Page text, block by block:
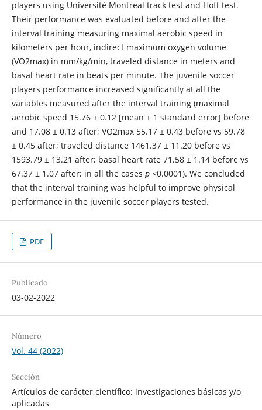
players using Université Montreal track test and Hoff test.
Their performance was evaluated before and after the
interval training measuring maximal aerobic speed in
kilometers per hour, indirect maximum oxygen volume
(VO2max) in mm/kg/min, traveled distance in meters and
basal heart rate in beats per minute. The juvenile soccer
players performance increased significantly at all the
variables measured after the interval training (maximal
aerobic speed 15.76 ± 0.12 [mean ± 1 standard error] before
and 17.08 ± 0.13 after; VO2max 55.17 ± 0.43 before vs 59.78
± 0.45 after; traveled distance 1461.37 ± 11.20 before vs
1593.79 ± 13.21 after; basal heart rate 71.58 ± 1.14 before vs
67.37 ± 1.07 after; in all the cases p<0.0001). We concluded
that the interval training was helpful to improve physical
performance in the juvenile soccer players tested.
PDF
Publicado
03-02-2022
Número
Vol. 44 (2022)
Sección
Artículos de carácter científico: investigaciones básicas y/o
aplicadas